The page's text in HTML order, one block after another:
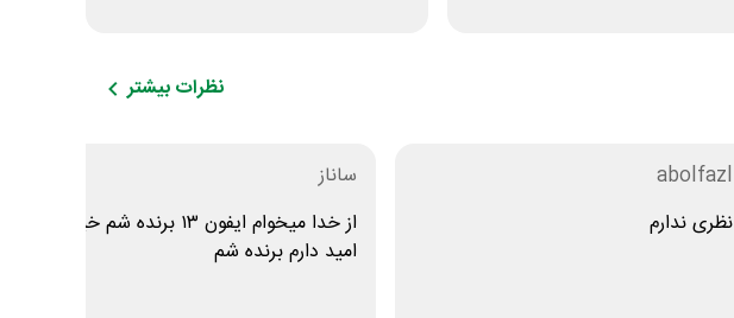
نظرات بیشتر
abolfazl
نظری ندارم
ساناز
از خدا میخوام ایفون ۱۳ برنده شم خیلی
امید دارم برنده شم